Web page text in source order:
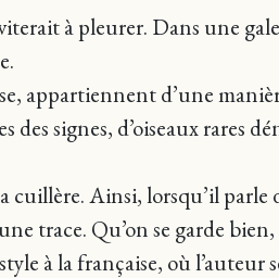
à pleurer. Dans une
appartiennent d’une
signes, d’oiseaux rares
cuillère. Ainsi, lorsqu’il parle
trace. Qu’on se garde
à la française, où l’auteur